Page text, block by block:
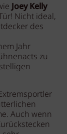
Joey Kelly
Nicht ideal,
des
Jahr
zu
Auch wenn